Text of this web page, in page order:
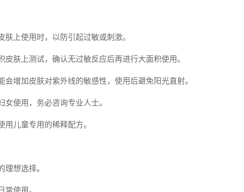
上使用时，以防引起过敏或刺激。
肤上测试，确认无过敏反应后再进行大面积使用。
增加皮肤对紫外线的敏感性，使用后避免阳光直射。
使用，务必咨询专业人士。
儿童专用的稀释配方。
想选择。
使用。